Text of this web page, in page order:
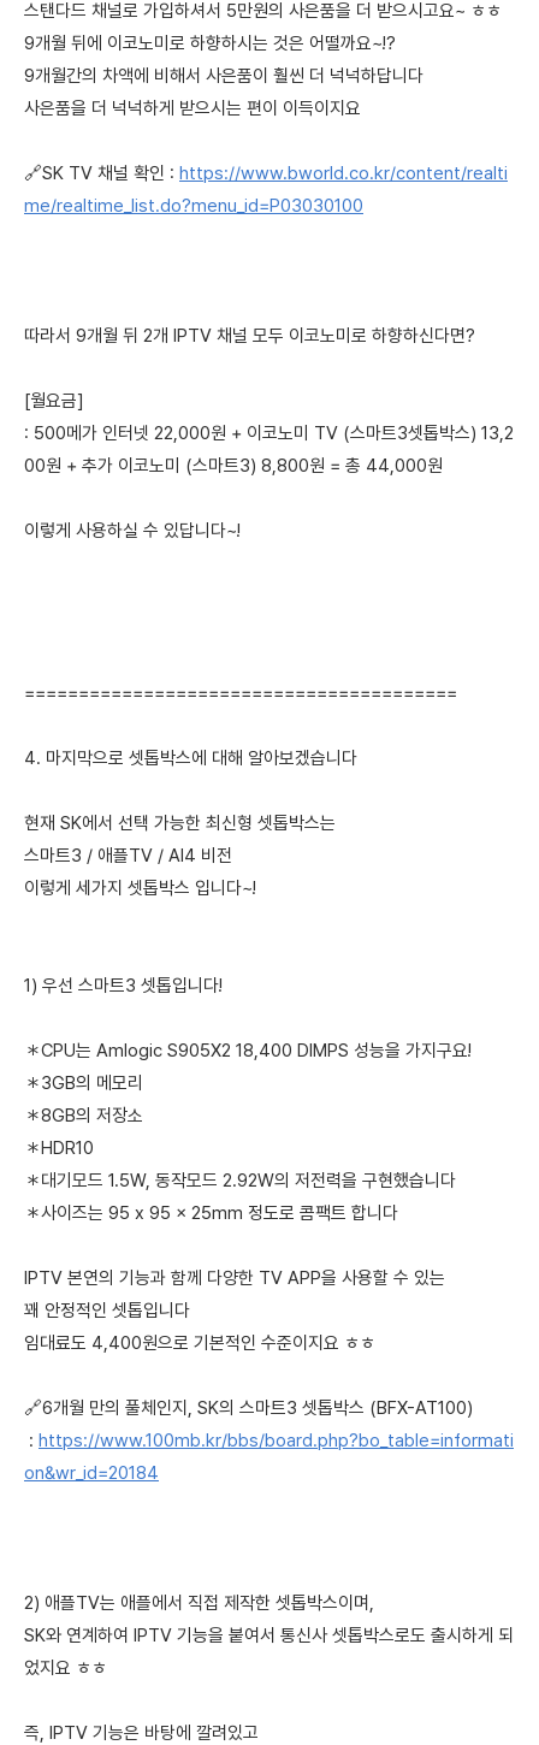
스탠다드 채널로 가입하셔서 5만원의 사은품을 더 받으시고요~ ㅎㅎ
9개월 뒤에 이코노미로 하향하시는 것은 어떨까요~!?
9개월간의 차액에 비해서 사은품이 훨씬 더 넉넉하답니다
사은품을 더 넉넉하게 받으시는 편이 이득이지요
🔗SK TV 채널 확인 : https://www.bworld.co.kr/content/realti
me/realtime_list.do?menu_id=P03030100
따라서 9개월 뒤 2개 IPTV 채널 모두 이코노미로 하향하신다면?
[월요금]
: 500메가 인터넷 22,000원 + 이코노미 TV (스마트3셋톱박스) 13,2
00원 + 추가 이코노미 (스마트3) 8,800원 = 총 44,000원
이렇게 사용하실 수 있답니다~!
========================================
4. 마지막으로 셋톱박스에 대해 알아보겠습니다
현재 SK에서 선택 가능한 최신형 셋톱박스는
스마트3 / 애플TV / AI4 비전
이렇게 세가지 셋톱박스 입니다~!
1) 우선 스마트3 셋톱입니다!
＊CPU는 Amlogic S905X2 18,400 DIMPS 성능을 가지구요!
＊3GB의 메모리
＊8GB의 저장소
＊HDR10
＊대기모드 1.5W, 동작모드 2.92W의 저전력을 구현했습니다
＊사이즈는 95 x 95 x 25mm 정도로 콤팩트 합니다
IPTV 본연의 기능과 함께 다양한 TV APP을 사용할 수 있는
꽤 안정적인 셋톱입니다
임대료도 4,400원으로 기본적인 수준이지요 ㅎㅎ
🔗6개월 만의 풀체인지, SK의 스마트3 셋톱박스 (BFX-AT100)
: https://www.100mb.kr/bbs/board.php?bo_table=informati
on&wr_id=20184
2) 애플TV는 애플에서 직접 제작한 셋톱박스이며,
SK와 연계하여 IPTV 기능을 붙여서 통신사 셋톱박스로도 출시하게 되
었지요 ㅎㅎ
즉, IPTV 기능은 바탕에 깔려있고